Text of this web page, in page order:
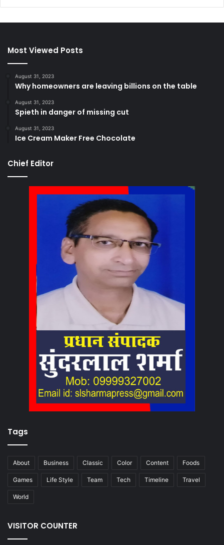
Most Viewed Posts
August 31, 2023
Why homeowners are leaving billions on the table
August 31, 2023
Spieth in danger of missing cut
August 31, 2023
Ice Cream Maker Free Chocolate
Chief Editor
Tags
About Business Classic Color Content Foods
Games Life Style Team Tech Timeline Travel
World
VISITOR COUNTER